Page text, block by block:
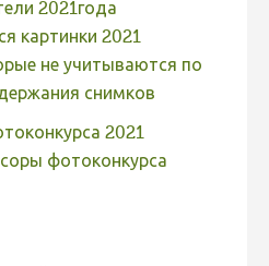
2021года
картинки 2021
не учитываются по
снимков
2021
фотоконкурса